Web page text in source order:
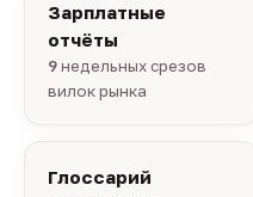
Зарплатные
отчёты
9недельных срезов
вилок рынка
Глоссарий